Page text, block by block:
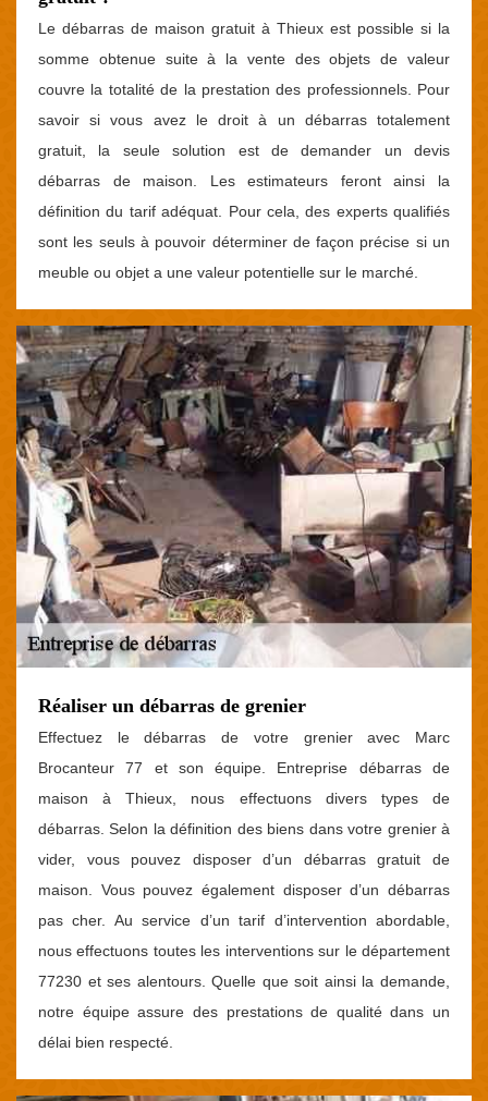
Le débarras de maison gratuit à Thieux est possible si la
somme obtenue suite à la vente des objets de valeur
couvre la totalité de la prestation des professionnels. Pour
savoir si vous avez le droit à un débarras totalement
gratuit, la seule solution est de demander un devis
débarras de maison. Les estimateurs feront ainsi la
définition du tarif adéquat. Pour cela, des experts qualifiés
sont les seuls à pouvoir déterminer de façon précise si un
meuble ou objet a une valeur potentielle sur le marché.
Réaliser un débarras de grenier
Effectuez le débarras de votre grenier avec Marc
Brocanteur 77 et son équipe. Entreprise débarras de
maison à Thieux, nous effectuons divers types de
débarras. Selon la définition des biens dans votre grenier à
vider, vous pouvez disposer d’un débarras gratuit de
maison. Vous pouvez également disposer d’un débarras
pas cher. Au service d’un tarif d’intervention abordable,
nous effectuons toutes les interventions sur le département
77230 et ses alentours. Quelle que soit ainsi la demande,
notre équipe assure des prestations de qualité dans un
délai bien respecté.